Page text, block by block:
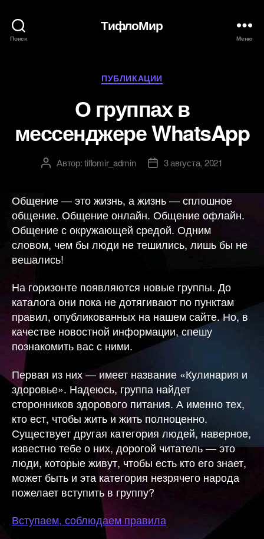
Поиск
ТифлоМир
Меню
Рубрики
ПУБЛИКАЦИИ
О группах в
мессенджере WhatsApp
АвторАвтор:tiflomir_admin
Дата3 августа, 2021
Общение — это жизнь, а жизнь — сплошное
общение. Общение онлайн. Общение офлайн.
Общение с окружающей средой. Одним
словом, чем бы люди не тешились, лишь бы не
вешались!
На горизонте появляются новые группы. До
каталога они пока не дотягивают по пунктам
правил, опубликованных на нашем сайте. Но, в
качестве новостной информации, спешу
познакомить вас с ними.
Первая из них — имеет название «Кулинария и
здоровье». Надеюсь, группа найдет
сторонников здорового питания. А именно тех,
кто ест, чтобы жить и жить полноценно.
Существует другая категория людей, наверное,
известно тебе о них, дорогой читатель — это
люди, которые живут, чтобы есть кто его знает,
может быть и эта категория незрячего народа
пожелает вступить в группу?
Вступаем, соблюдаем правила